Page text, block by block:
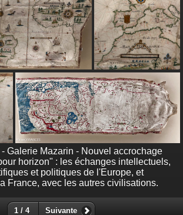
Galerie Mazarin - Nouvel accrochage
horizon" : les échanges intellectuels,
et politiques de l'Europe, et
France, avec les autres civilisations.
1 / 4 Suivante